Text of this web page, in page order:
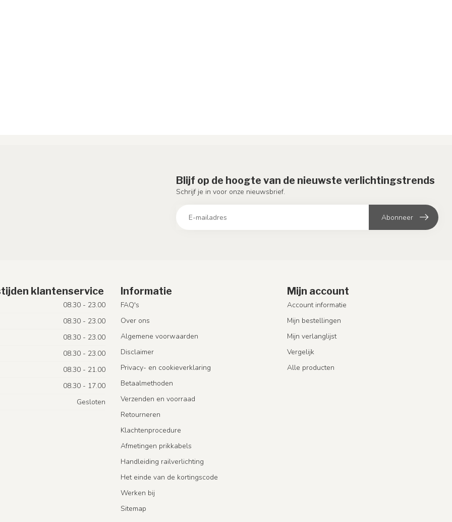
Blijf op de hoogte van de nieuwste verlichtingstrends
Schrijf je in voor onze nieuwsbrief.
Abonneer
klantenservice
08.30 - 23.00
08.30 - 23.00
08.30 - 23.00
08.30 - 23.00
08.30 - 21.00
08.30 - 17.00
Gesloten
Informatie
FAQ's
Over ons
Algemene voorwaarden
Disclaimer
Privacy- en cookieverklaring
Betaalmethoden
Verzenden en voorraad
Retourneren
Klachtenprocedure
Afmetingen prikkabels
Handleiding railverlichting
Het einde van de kortingscode
Werken bij
Sitemap
Mijn account
Account informatie
Mijn bestellingen
Mijn verlanglijst
Vergelijk
Alle producten